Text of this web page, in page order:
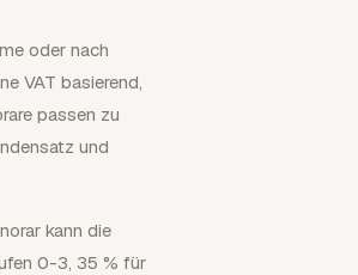
oder nach
VAT basierend,
passen zu
und
kann die
0-3, 35 % für